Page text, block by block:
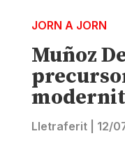
JORN A JORN
Muñoz
Lletraferit| 12/